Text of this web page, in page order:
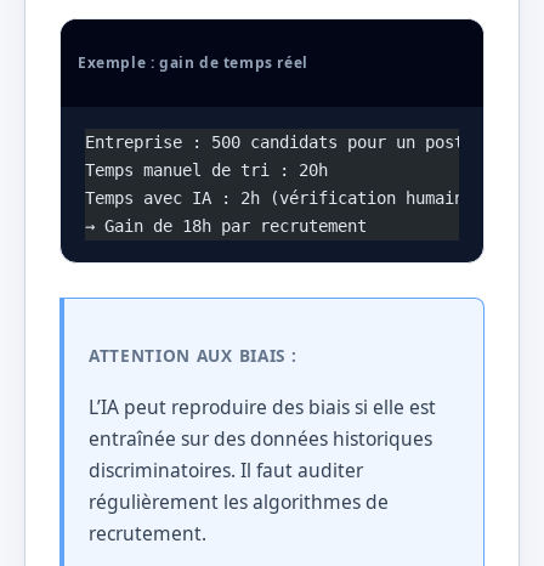
Exemple : gain de temps réel
Entreprise : 500 candidats pour un poste
Temps manuel de tri : 20h
Temps avec IA : 2h (vérification humaine des
→ Gain de 18h par recrutement
ATTENTION AUX BIAIS :
L’IA peut reproduire des biais si elle est
entraînée sur des données historiques
discriminatoires. Il faut auditer
régulièrement les algorithmes de
recrutement.